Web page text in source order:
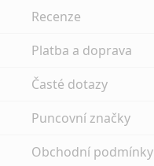
Recenze
Platba a doprava
Časté dotazy
Puncovní značky
Obchodní podmínky